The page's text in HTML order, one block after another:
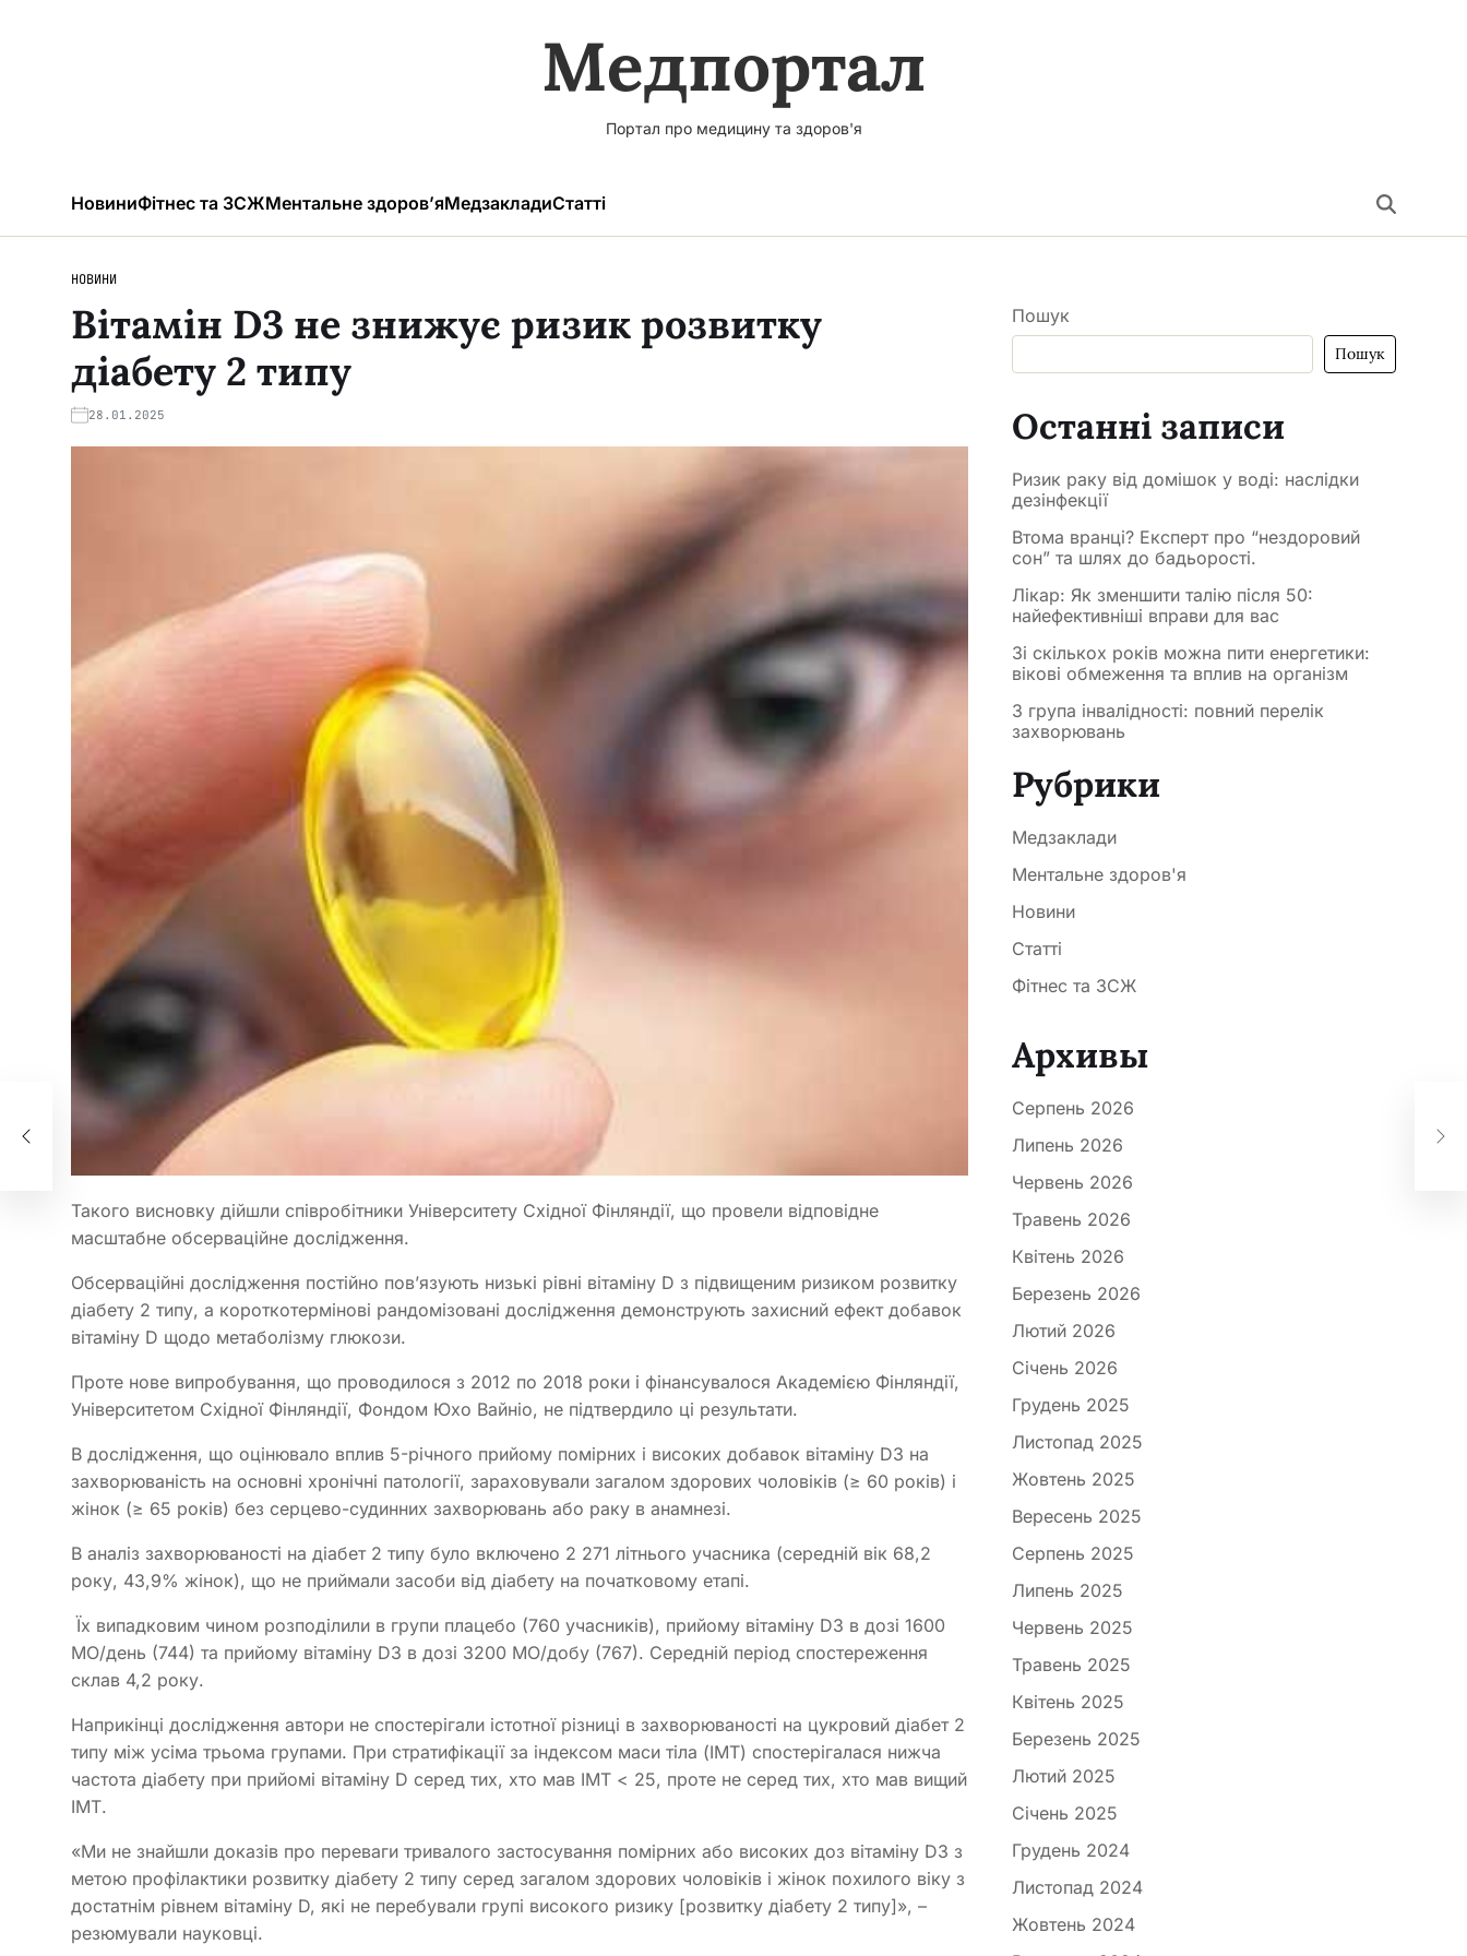
Медпортал
Портал про медицину та здоров'я
НовиниФітнес та ЗСЖМентальне здоров’яМедзакладиСтатті
НОВИНИ
Вітамін D3 не знижує ризик розвитку
діабету 2 типу
28.01.2025
Такого висновку дійшли співробітники Університету Східної Фінляндії, що провели відповідне
масштабне обсерваційне дослідження.
Обсерваційні дослідження постійно пов’язують низькі рівні вітаміну D з підвищеним ризиком розвитку
діабету 2 типу, а короткотермінові рандомізовані дослідження демонструють захисний ефект добавок
вітаміну D щодо метаболізму глюкози.
Проте нове випробування, що проводилося з 2012 по 2018 роки і фінансувалося Академією Фінляндії,
Університетом Східної Фінляндії, Фондом Юхо Вайніо, не підтвердило ці результати.
В дослідження, що оцінювало вплив 5-річного прийому помірних і високих добавок вітаміну D3 на
захворюваність на основні хронічні патології, зараховували загалом здорових чоловіків (≥ 60 років) і
жінок (≥ 65 років) без серцево-судинних захворювань або раку в анамнезі.
В аналіз захворюваності на діабет 2 типу було включено 2 271 літнього учасника (середній вік 68,2
року, 43,9% жінок), що не приймали засоби від діабету на початковому етапі.
Їх випадковим чином розподілили в групи плацебо (760 учасників), прийому вітаміну D3 в дозі 1600
МО/день (744) та прийому вітаміну D3 в дозі 3200 МО/добу (767). Середній період спостереження
склав 4,2 року.
Наприкінці дослідження автори не спостерігали істотної різниці в захворюваності на цукровий діабет 2
типу між усіма трьома групами. При стратифікації за індексом маси тіла (ІМТ) спостерігалася нижча
частота діабету при прийомі вітаміну D серед тих, хто мав ІМТ < 25, проте не серед тих, хто мав вищий
ІМТ.
«Ми не знайшли доказів про переваги тривалого застосування помірних або високих доз вітаміну D3 з
метою профілактики розвитку діабету 2 типу серед загалом здорових чоловіків і жінок похилого віку з
достатнім рівнем вітаміну D, які не перебували групі високого ризику [розвитку діабету 2 типу]», –
резюмували науковці.
Пошук
Пошук
Останні записи
Ризик раку від домішок у воді: наслідки
дезінфекції
Втома вранці? Експерт про “нездоровий
сон” та шлях до бадьорості.
Лікар: Як зменшити талію після 50:
найефективніші вправи для вас
Зі скількох років можна пити енергетики:
вікові обмеження та вплив на організм
3 група інвалідності: повний перелік
захворювань
Рубрики
Медзаклади
Ментальне здоров'я
Новини
Статті
Фітнес та ЗСЖ
Архивы
Серпень 2026
Липень 2026
Червень 2026
Травень 2026
Квітень 2026
Березень 2026
Лютий 2026
Січень 2026
Грудень 2025
Листопад 2025
Жовтень 2025
Вересень 2025
Серпень 2025
Липень 2025
Червень 2025
Травень 2025
Квітень 2025
Березень 2025
Лютий 2025
Січень 2025
Грудень 2024
Листопад 2024
Жовтень 2024